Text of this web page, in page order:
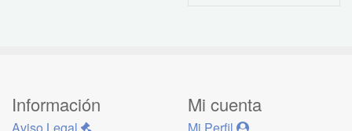
Información
Aviso Legal
Mi cuenta
Mi Perfil